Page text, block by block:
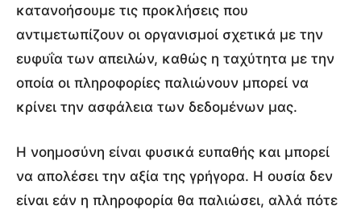
κατανοήσουμε τις προκλήσεις που
αντιμετωπίζουν οι οργανισμοί σχετικά με την
ευφυΐα των απειλών, καθώς η ταχύτητα με την
οποία οι πληροφορίες παλιώνουν μπορεί να
κρίνει την ασφάλεια των δεδομένων μας.
Η νοημοσύνη είναι φυσικά ευπαθής και μπορεί
να απολέσει την αξία της γρήγορα. Η ουσία δεν
είναι εάν η πληροφορία θα παλιώσει, αλλά πότε